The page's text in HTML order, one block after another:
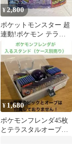
¥2,800
ポケットモンスター 超
連動!ポケモン テラス
タルオーブ
¥ 1,680
ポケモンフレンダ45枚
とテラスタルオーブが